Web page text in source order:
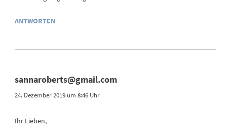
ANTWORTEN
sannaroberts@gmail.com
24. Dezember 2019 um 8:46 Uhr
Ihr Lieben,